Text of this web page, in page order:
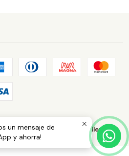
Desarrollado por Jumpseller
un mensaje de
y ahorra!